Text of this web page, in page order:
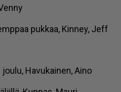
puk­kaa, Kin­ney, Jeff
Ha­vu­kai­nen, Ai­no